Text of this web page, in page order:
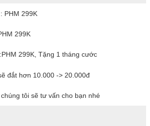
PHM 299K
299K
299K, Tặng 1 tháng cước
đắt hơn 10.000 -> 20.000đ
tôi sẽ tư vấn cho bạn nhé